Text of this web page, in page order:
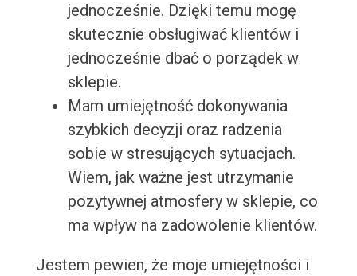
jednocześnie. Dzięki temu mogę
skutecznie obsługiwać klientów i
jednocześnie dbać o porządek w
sklepie.
Mam umiejętność dokonywania
szybkich decyzji oraz radzenia
sobie w stresujących sytuacjach.
Wiem, jak ważne jest utrzymanie
pozytywnej atmosfery w sklepie, co
ma wpływ na zadowolenie klientów.
Jestem pewien, że moje umiejętności i